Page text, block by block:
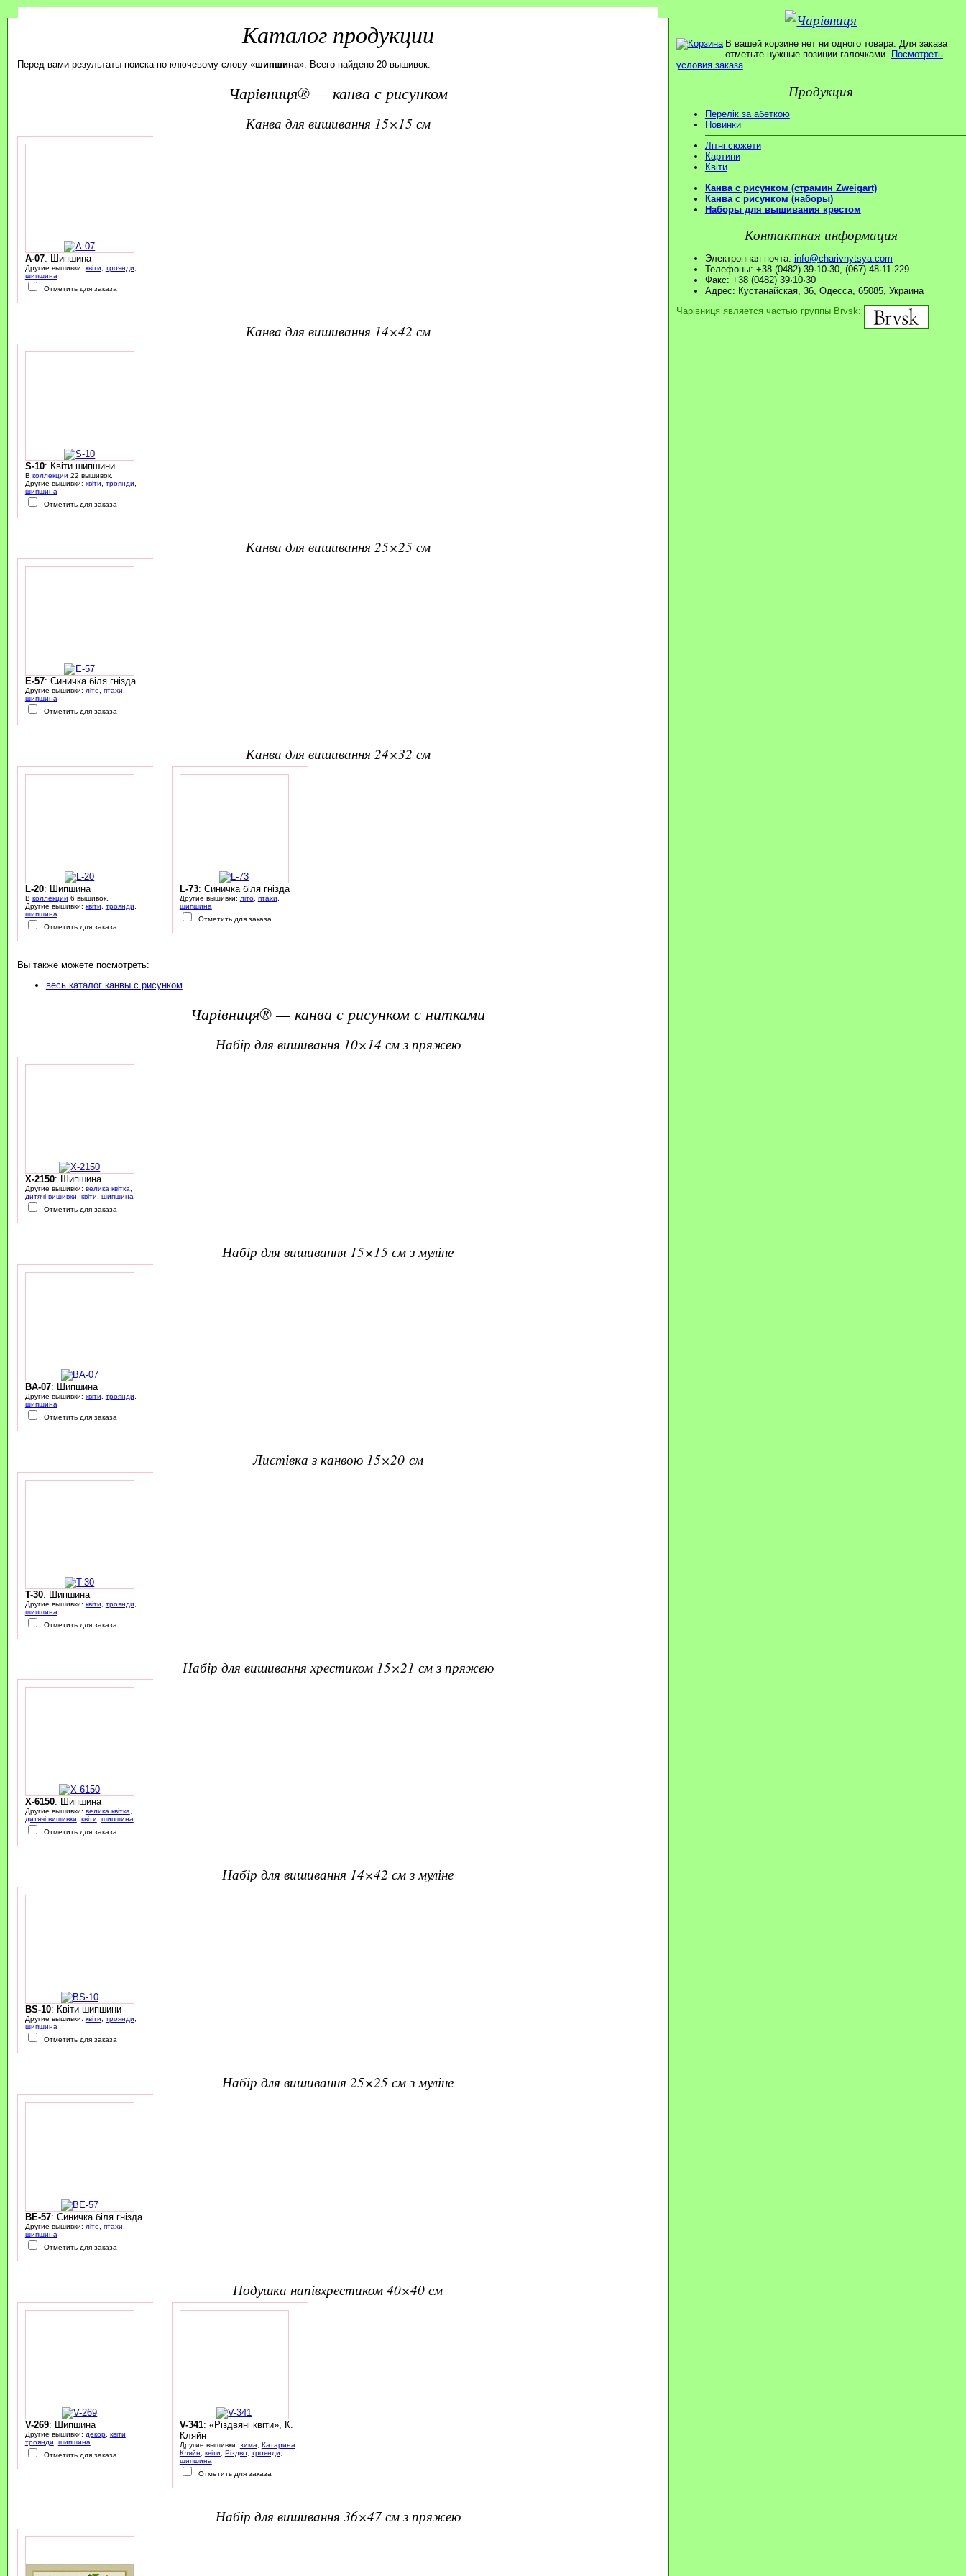
Каталог продукции
Перед вами результаты поиска по ключевому слову «шипшина». Всего найдено 20 вышивок.
Чарівниця® — канва с рисунком
канва для вишивання 15×15 см
A-07: Шипшина
Другие вышивки: квіти троянди
шипшина
Отметить для заказа
канва для вишивання 14×42 см
S-10: Квіти шипшини
В коллекции 22 вышивок.
Другие вышивки: квіти троянди
шипшина
Отметить для заказа
канва для вишивання 25×25 см
E-57: Синичка біля гнізда
Другие вышивки: літо, птахи,
шипшина
Отметить для заказа
канва для вишивання 24×32 см
L-20: Шипшина
В коллекции 6 вышивок.
Другие вышивки: квіти троянди
шипшина
Отметить для заказа
L-73: Синичка біля гнізда
Другие вышивки: літо, птахи
шипшина
Отметить для заказа
Вы также можете посмотреть:
весь каталог канвы с рисунком
Чарівниця® — канва с рисунком с нитками
набір для вишивання 10×14 см з пряжею
X-2150: Шипшина
Другие вышивки: велика квітка
дитячі вишивки
квіти
шипшина
Отметить для заказа
набір для вишивання 15×15 см з муліне
BA-07: Шипшина
Другие вышивки: квіти троянди
шипшина
Отметить для заказа
листівка з канвою 15×20 см
T-30: Шипшина
Другие вышивки: квіти троянди
шипшина
Отметить для заказа
набір для вишивання хрестиком 15×21 см з пряжею
X-6150: Шипшина
Другие вышивки: велика квітка,
дитячі вишивки, квіти, шипшина
Отметить для заказа
набір для вишивання 14×42 см з муліне
BS-10: Квіти шипшини
Другие вышивки: квіти троянди
шипшина
Отметить для заказа
набір для вишивання 25×25 см з муліне
BE-57: Синичка біля гнізда
Другие вышивки: літо, птахи
шипшина
Отметить для заказа
подушка напівхрестиком 40×40 см
V-269: Шипшина
Другие вышивки: декор, квіти
троянди
шипшина
Отметить для заказа
V-341: «Різдвяні квіти», К.
Кляйн
Другие вышивки: зима
Катарина
Кляйн
квіти Різдво, троянди
шипшина
Отметить для заказа
набір для вишивання 36×47 см з пряжею
В вашей корзине нет ни одного товара. Для заказа
отметьте нужные позиции галочками. Посмотреть
условия заказа.
Продукция
Перелік за абеткою
Новинки
Літні сюжети
Картини
Квіти
Канва с рисунком (страмин Zweigart)
Канва с рисунком (наборы)
Наборы для вышивания крестом
Контактная информация
Электронная почта: info@charivnytsya.com
Телефоны: +38 (0482) 39·10·30, (067) 48·11·229
Факс: +38 (0482) 39·10·30
Адрес: Кустанайская, 36, Одесса, 65085, Украина
Чарівниця является частью группы Brvsk: